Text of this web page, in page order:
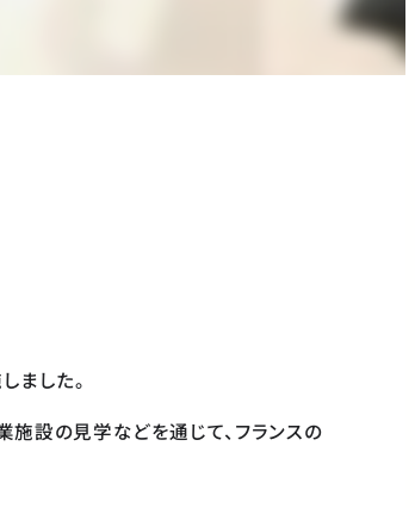
ました。
施設の見学などを通じて、フランスの